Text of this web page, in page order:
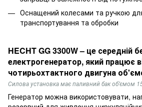
Оснащений колесами та ручкою
транспортування та обробки
HECHT GG 3300W – це середній
електрогенератор, який працює
чотирьохтактного двигуна
Силова установка має паливний бак об'ємом
Генератор можна використовувати,